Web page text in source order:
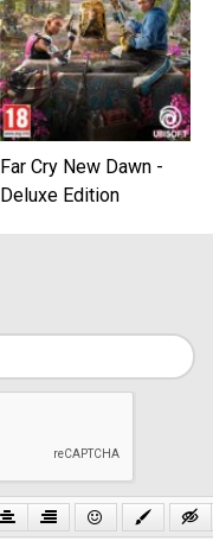
Far Cry New Dawn -
Deluxe Edition